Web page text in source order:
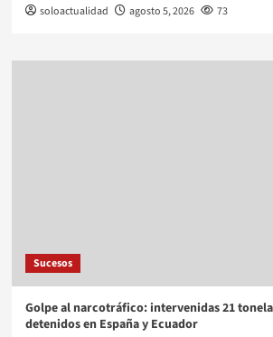
soloactualidad agosto 5, 2026 73
Sucesos
Golpe al narcotráfico: intervenidas 21
detenidos en España y Ecuador